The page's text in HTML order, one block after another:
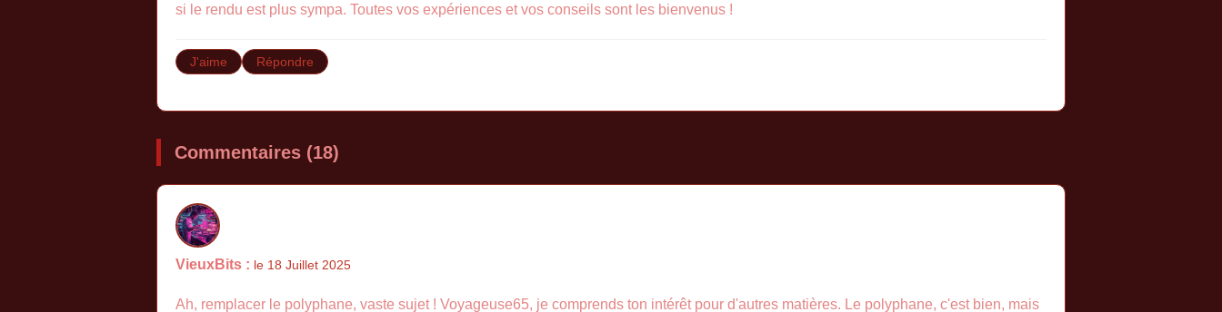
si le rendu est plus sympa. Toutes vos expériences et vos conseils sont les bienvenus !
J'aime Répondre
Commentaires (18)
VieuxBits : le 18 Juillet 2025
Ah, remplacer le polyphane, vaste sujet ! Voyageuse65, je comprends ton intérêt pour d'autres matières. Le polyphane, c'est bien, mais